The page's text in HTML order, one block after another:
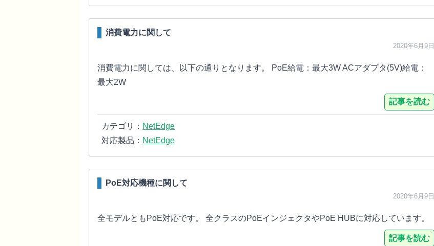
消費電力に関して
2020年6月9日
消費電力に関しては、以下の通りとなります。 PoE給電：最大3W ACアダプタ(5V)給電：
最大2W
記事を読む
カテゴリ： NetEdge
対応製品： NetEdge
PoE対応機種に関して
2020年6月9日
全モデルともPoE対応です。 全クラスのPoEインジェクタやPoE HUBに対応しています。
記事を読む